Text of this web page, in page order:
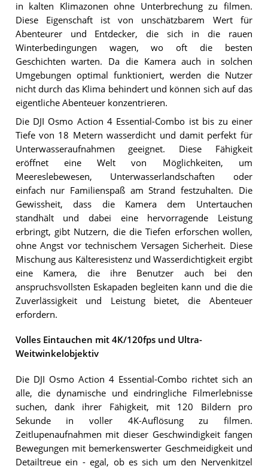
in kalten Klimazonen ohne Unterbrechung zu filmen.
Diese Eigenschaft ist von unschätzbarem Wert für
Abenteurer und Entdecker, die sich in die rauen
Winterbedingungen wagen, wo oft die besten
Geschichten warten. Da die Kamera auch in solchen
Umgebungen optimal funktioniert, werden die Nutzer
nicht durch das Klima behindert und können sich auf das
eigentliche Abenteuer konzentrieren.
Die DJI Osmo Action 4 Essential-Combo ist bis zu einer
Tiefe von 18 Metern wasserdicht und damit perfekt für
Unterwasseraufnahmen geeignet. Diese Fähigkeit
eröffnet eine Welt von Möglichkeiten, um
Meereslebewesen, Unterwasserlandschaften oder
einfach nur Familienspaß am Strand festzuhalten. Die
Gewissheit, dass die Kamera dem Untertauchen
standhält und dabei eine hervorragende Leistung
erbringt, gibt Nutzern, die die Tiefen erforschen wollen,
ohne Angst vor technischem Versagen Sicherheit. Diese
Mischung aus Kälteresistenz und Wasserdichtigkeit ergibt
eine Kamera, die ihre Benutzer auch bei den
anspruchsvollsten Eskapaden begleiten kann und die die
Zuverlässigkeit und Leistung bietet, die Abenteuer
erfordern.
Volles Eintauchen mit 4K/120fps und Ultra-
Weitwinkelobjektiv
Die DJI Osmo Action 4 Essential-Combo richtet sich an
alle, die dynamische und eindringliche Filmerlebnisse
suchen, dank ihrer Fähigkeit, mit 120 Bildern pro
Sekunde in voller 4K-Auflösung zu filmen.
Zeitlupenaufnahmen mit dieser Geschwindigkeit fangen
Bewegungen mit bemerkenswerter Geschmeidigkeit und
Detailtreue ein - egal, ob es sich um den Nervenkitzel